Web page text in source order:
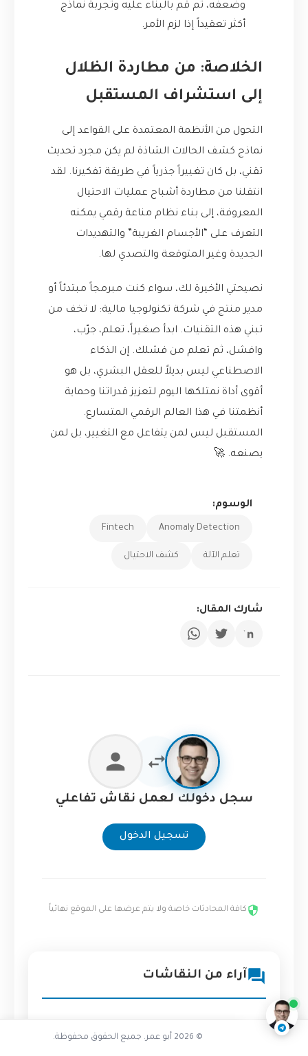
وضعفه، ثم قم بالبناء عليه وتجربة نماذج
أكثر تعقيداً إذا لزم الأمر.
الخلاصة: من مطاردة الظلال
إلى استشراف المستقبل
التحول من الأنظمة المعتمدة على القواعد إلى
نماذج كشف الحالات الشاذة لم يكن مجرد تحديث
تقني، بل كان تغييراً جذرياً في طريقة تفكيرنا. لقد
انتقلنا من مطاردة أشباح عمليات الاحتيال
المعروفة، إلى بناء نظام مناعة رقمي يمكنه
التعرف على “الأجسام الغريبة” والتهديدات
الجديدة وغير المتوقعة والتصدي لها.
نصيحتي الأخيرة لك، سواء كنت مبرمجاً مبتدئاً أو
مدير منتج في شركة تكنولوجيا مالية: لا تخف من
تبني هذه التقنيات. ابدأ صغيراً، تعلم، جرّب،
وافشل، ثم تعلم من فشلك. إن الذكاء
الاصطناعي ليس بديلاً للعقل البشري، بل هو
أقوى أداة نمتلكها اليوم لتعزيز قدراتنا وحماية
أنظمتنا في هذا العالم الرقمي المتسارع.
المستقبل ليس لمن يتفاعل مع التغيير، بل لمن
يصنعه. 🚀
الوسوم:
Anomaly Detection
Fintech
تعلم الآلة كشف الاحتيال
شارك المقال:
سجل دخولك لعمل نقاش تفاعلي
تسجيل الدخول
كافة المحادثات خاصة ولا يتم عرضها على الموقع نهائياً
آراء من النقاشاتناقشنا على تليجرام @AbuOmarTech_bot
© 2026 أبو عمر. جميع الحقوق محفوظة.